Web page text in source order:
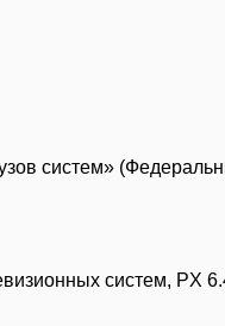
систем»
систем, PX